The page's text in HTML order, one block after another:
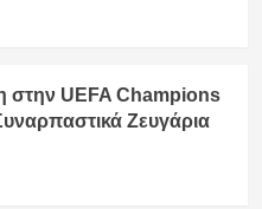
στην UEFA Champions
Ζευγάρια